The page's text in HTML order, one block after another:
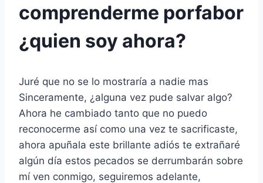
comprenderme porfabor
¿quien soy ahora?
Juré que no se lo mostraría a nadie mas
Sinceramente, ¿alguna vez pude salvar algo?
Ahora he cambiado tanto que no puedo
reconocerme así como una vez te sacrificaste,
ahora apuñala este brillante adiós te extrañaré
algún día estos pecados se derrumbarán sobre
mí ven conmigo, seguiremos adelante,